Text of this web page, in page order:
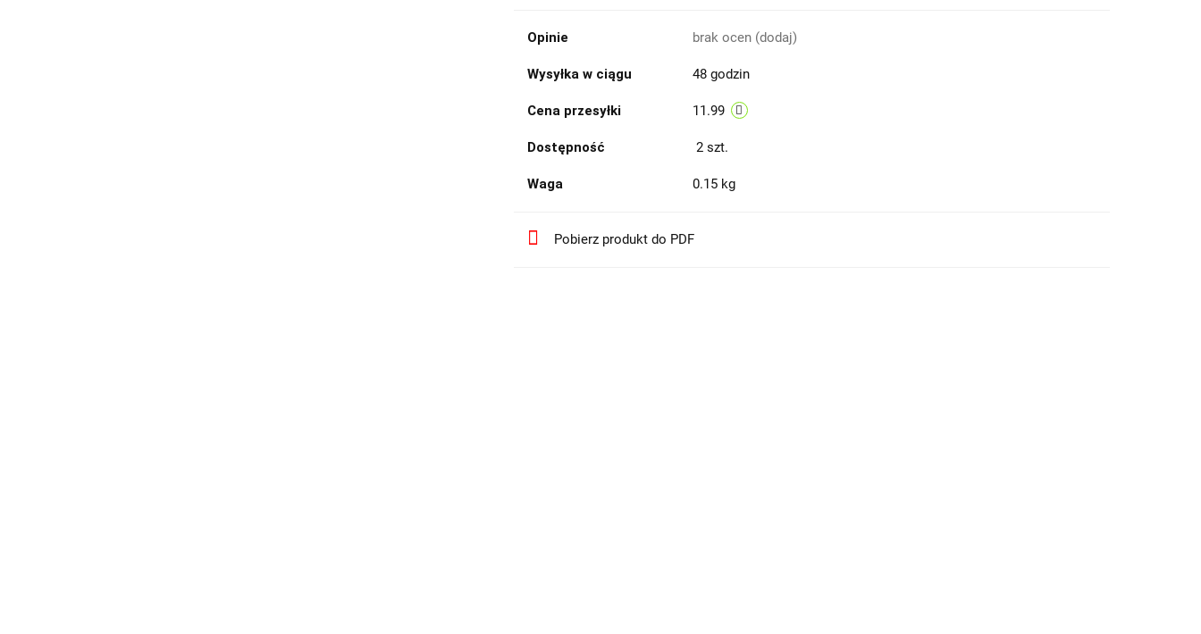
Opinie brak ocen (dodaj)
Wysyłka w ciągu 48 godzin
Cena przesyłki 11.99
Dostępność 2 szt.
Waga 0.15 kg
Pobierz produkt do PDF